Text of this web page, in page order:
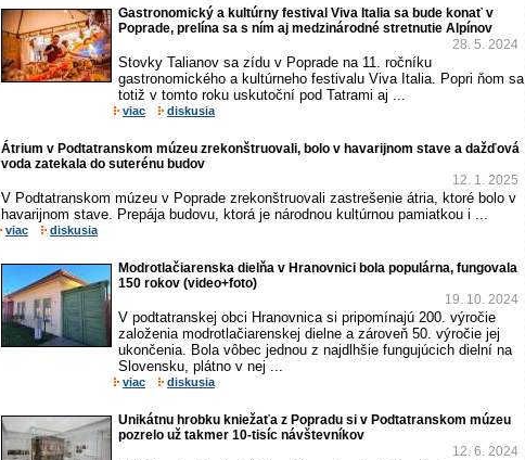
Gastronomický a kultúrny festival Viva Italia sa bude konať v
Poprade, prelína sa s ním aj medzinárodné stretnutie Alpínov
28. 5. 2024
Stovky Talianov sa zídu v Poprade na 11. ročníku
gastronomického a kultúrneho festivalu Viva Italia. Popri ňom sa
totiž v tomto roku uskutoční pod Tatrami aj ...
viac diskusia
Átrium v Podtatranskom múzeu zrekonštruovali, bolo v havarijnom stave a dažďová
voda zatekala do suterénu budov
12. 1. 2025
V Podtatranskom múzeu v Poprade zrekonštruovali zastrešenie átria, ktoré bolo v
havarijnom stave. Prepája budovu, ktorá je národnou kultúrnou pamiatkou i ...
viac diskusia
Modrotlačiarenska dielňa v Hranovnici bola populárna, fungovala
150 rokov (video+foto)
19. 10. 2024
V podtatranskej obci Hranovnica si pripomínajú 200. výročie
založenia modrotlačiarenskej dielne a zároveň 50. výročie jej
ukončenia. Bola vôbec jednou z najdlhšie fungujúcich dielní na
Slovensku, plátno v nej ...
viac diskusia
Unikátnu hrobku kniežaťa z Popradu si v Podtatranskom múzeu
pozrelo už takmer 10-tisíc návštevníkov
12. 6. 2024